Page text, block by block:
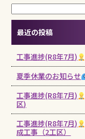
最近の投稿
工事進捗(R8年7月)
夏季休業のお知らせ
工事進捗(R8年7月)
区)
工事進捗(R8年7月)
成工事（2工区）